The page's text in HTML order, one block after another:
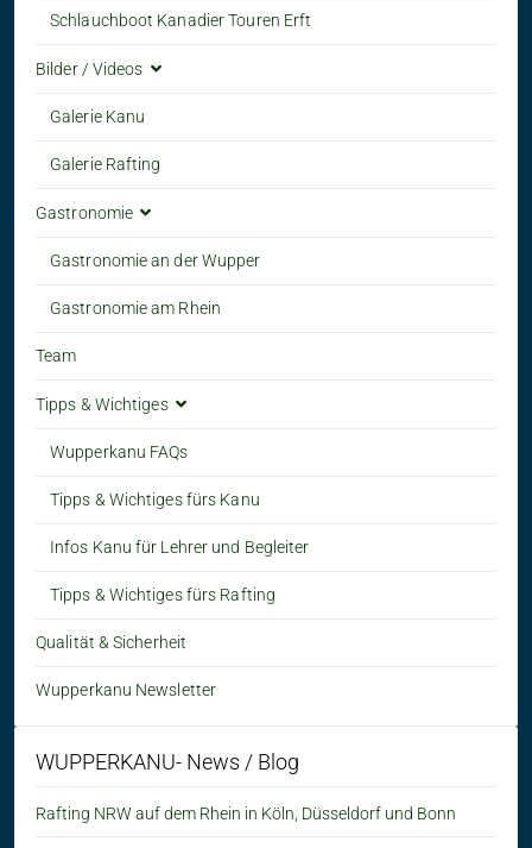
Schlauchboot Kanadier Touren Erft
Bilder / Videos
Galerie Kanu
Galerie Rafting
Gastronomie
Gastronomie an der Wupper
Gastronomie am Rhein
Team
Tipps & Wichtiges
Wupperkanu FAQs
Tipps & Wichtiges fürs Kanu
Infos Kanu für Lehrer und Begleiter
Tipps & Wichtiges fürs Rafting
Qualität & Sicherheit
Wupperkanu Newsletter
WUPPERKANU- News / Blog
Rafting NRW auf dem Rhein in Köln, Düsseldorf und Bonn